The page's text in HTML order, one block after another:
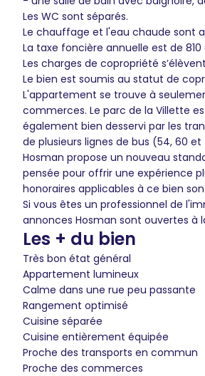
Les WC sont séparés.
Le chauffage et l'eau chaude sont
La taxe foncière annuelle est de 810
Les charges de copropriété
Le bien est soumis au statut de
L'appartement se trouve à
commerces. Le parc de la Villette
également bien desservi par les
de plusieurs lignes de bus (54, 60 et
Hosman propose un nouveau
pensée pour offrir une expérience
honoraires applicables à ce bien
Si vous êtes un professionnel de
annonces Hosman sont ouvertes à
Les + du bien
Très bon état général
Appartement lumineux
Calme dans une rue peu passante
Rangement optimisé
Cuisine séparée
Cuisine entièrement équipée
Proche des transports en commun
Proche des commerces